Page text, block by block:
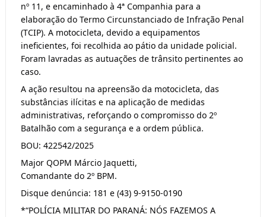
nº 11, e encaminhado à 4ª Companhia para a
elaboração do Termo Circunstanciado de Infração Penal
(TCIP). A motocicleta, devido a equipamentos
ineficientes, foi recolhida ao pátio da unidade policial.
Foram lavradas as autuações de trânsito pertinentes ao
caso.
A ação resultou na apreensão da motocicleta, das
substâncias ilícitas e na aplicação de medidas
administrativas, reforçando o compromisso do 2º
Batalhão com a segurança e a ordem pública.
BOU: 422542/2025
Major QOPM Márcio Jaquetti,
Comandante do 2º BPM.
Disque denúncia: 181 e (43) 9-9150-0190
*“POLÍCIA MILITAR DO PARANÁ: NÓS FAZEMOS A